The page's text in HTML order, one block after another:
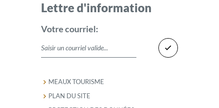
Lettre d'information
Votre courriel:
MEAUX TOURISME
PLAN DU SITE